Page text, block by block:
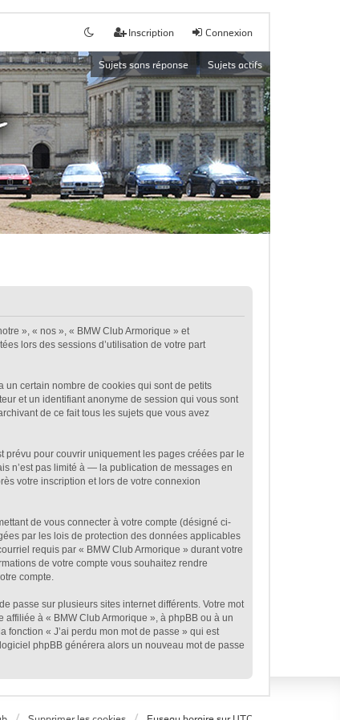
Connexion
Inscription
Sujets sans réponse Sujets actifs
», « nos », « BMW Club Armorique » et
lors des sessions d’utilisation de votre part
un certain nombre de cookies qui sont de petits
et un identifiant anonyme de session qui vous sont
de ce fait tous les sujets que vous avez
prévu pour couvrir uniquement les pages créées par le
n’est pas limité à — la publication de messages en
votre inscription et lors de votre connexion
de vous connecter à votre compte (désigné ci-
par les lois de protection des données applicables
requis par « BMW Club Armorique » durant votre
de votre compte vous souhaitez rendre
compte.
passe sur plusieurs sites internet différents. Votre mot
à « BMW Club Armorique », à phpBB ou à un
« J’ai perdu mon mot de passe » qui est
phpBB générera alors un nouveau mot de passe